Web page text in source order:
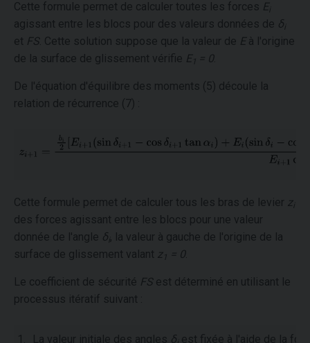
Cette formule permet de calculer toutes les forces Ei
agissant entre les blocs pour des valeurs données de δi
et FS . Cette solution suppose que la valeur de E à l'origine
de la surface de glissement vérifie E 1 = 0.
De l'équation d'équilibre des moments (5) découle la
relation de récurrence (7) :
Cette formule permet de calculer tous les bras de levier zi
des forces agissant entre les blocs pour une valeur
donnée de l'angle δi, la valeur à gauche de l'origine de la
surface de glissement valant z 1 = 0.
Le coefficient de sécurité FS est déterminé en utilisant le
processus itératif suivant :
1. La valeur initiale des angles δ est fixée à l'aide de la